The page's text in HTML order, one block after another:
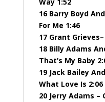
16 Barry Boyd
For Me 1:46
17 Grant
18 Billy Adams
That’s My Baby
19 Jack Bailey
What Love Is 2:06
20 Jerry Adams –